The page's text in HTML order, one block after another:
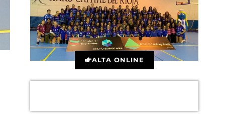
ALTA ONLINE